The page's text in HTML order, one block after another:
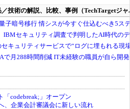
「codebreak;」オープン
、企業会計審議会に新しい流れ